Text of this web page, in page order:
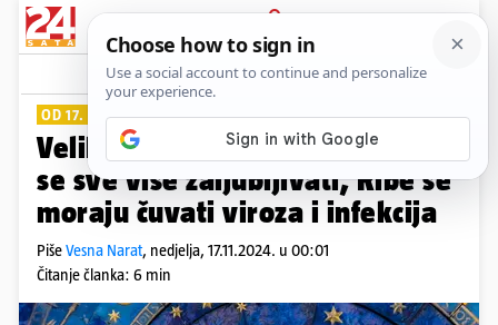
PRIJAVA
Lifestyle Komentari
OD 17. DO 23. STUDENOGA
Veliki tjedni horoskop: Ovan će
se sve više zaljubljivati, Ribe se
moraju čuvati viroza i infekcija
PišeVesna Narat, nedjelja, 17.11.2024. u 00:01
Čitanje članka: 6 min